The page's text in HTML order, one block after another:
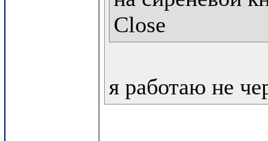
Close
я работаю не